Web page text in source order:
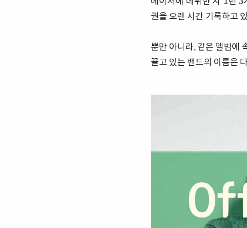
권을 오랜 시간 기록하고
뿐만 아니라, 같은 앨범에
끌고 있는 밴드의 이름은